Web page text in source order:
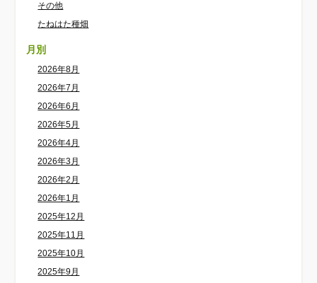
その他
たねはた種畑
月別
2026年8月
2026年7月
2026年6月
2026年5月
2026年4月
2026年3月
2026年2月
2026年1月
2025年12月
2025年11月
2025年10月
2025年9月